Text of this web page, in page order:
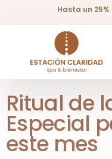
Hasta un
Ritual de
Especial
este mes